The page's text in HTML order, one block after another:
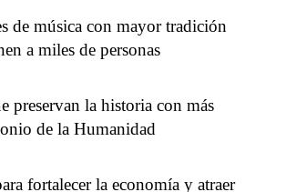
de música con mayor tradición
a miles de personas
preservan la historia con más
de la Humanidad
fortalecer la economía y atraer